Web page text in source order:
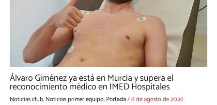
Álvaro Giménez ya está en Murcia y supera el
reconocimiento médico en IMED Hospitales
Noticias club,Noticias primer equipo,Portada/6 de agosto de 2026